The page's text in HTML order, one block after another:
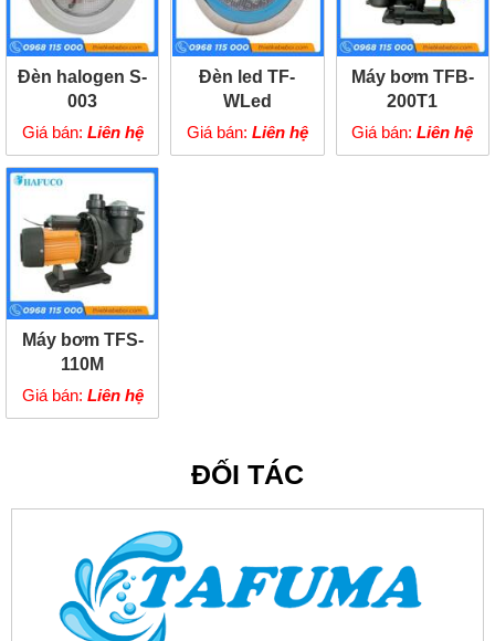
Đèn halogen S-
003
Giá bán: Liên hệ
Đèn led TF-
WLed
Giá bán: Liên hệ
Máy bơm TFB-
200T1
Giá bán:Liên hệ
Máy bơm TFS-
110M
Giá bán: Liên hệ
ĐỐI TÁC